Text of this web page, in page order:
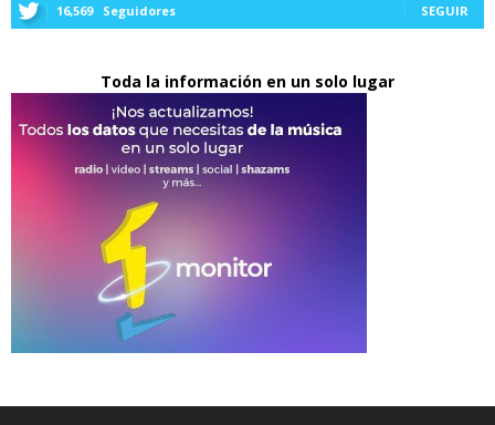
16,569 Seguidores SEGUIR
Toda la información en un solo lugar